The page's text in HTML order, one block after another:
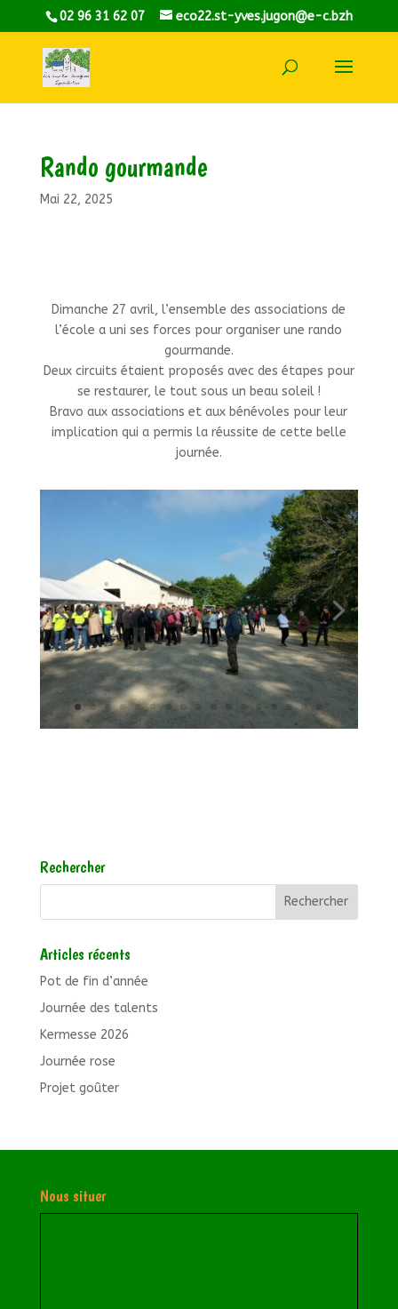
02 96 31 62 07 eco22.st-yves.jugon@e-c.bzh
Rando gourmande
Mai 22, 2025
Dimanche 27 avril, l’ensemble des associations de
l’école a uni ses forces pour organiser une rando
gourmande.
Deux circuits étaient proposés avec des étapes pour
se restaurer, le tout sous un beau soleil !
Bravo aux associations et aux bénévoles pour leur
implication qui a permis la réussite de cette belle
journée.
Rechercher
Articles récents
Pot de fin d’année
Journée des talents
Kermesse 2026
Journée rose
Projet goûter
Nous situer